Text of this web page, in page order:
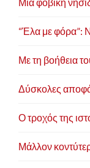
“Έλα με φόρα”:
Με τη βοήθεια
Δύσκολες
Ο τροχός της
Μάλλον